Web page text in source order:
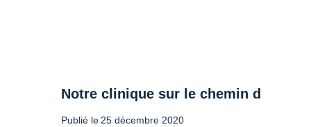
Notre clinique sur le chemin de
Publié le 25 décembre 2020